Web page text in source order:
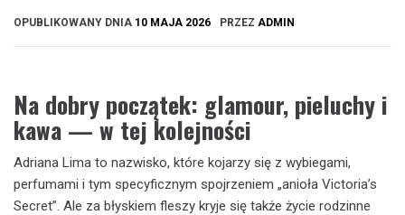
OPUBLIKOWANY DNIA 10 MAJA 2026 PRZEZ ADMIN
Na dobry początek: glamour, pieluchy i
kawa — w tej kolejności
Adriana Lima to nazwisko, które kojarzy się z wybiegami,
perfumami i tym specyficznym spojrzeniem „anioła Victoria’s
Secret”. Ale za błyskiem fleszy kryje się także życie rodzinne